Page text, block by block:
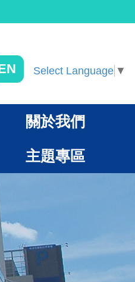
Select Language ▼
關於我們
主題專區